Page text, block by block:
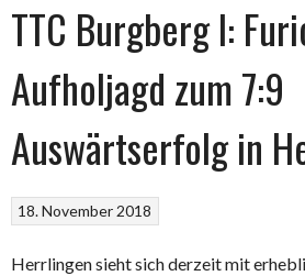
TTC Burgberg I:
Aufholjagd zum 7:9
Auswärtserfolg in
18. November 2018
Herrlingen sieht sich derzeit mit